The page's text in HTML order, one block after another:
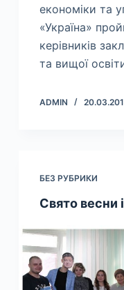
економіки та
«Україна»
керівників
та вищої
ADMIN
БЕЗ РУБРИКИ
Свято весни